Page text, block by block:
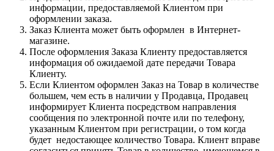
информации, предоставляемой Клиентом при
оформлении заказа.
Заказ Клиента может быть оформлен в Интернет-
магазине.
После оформления Заказа Клиенту предоставляется
информация об ожидаемой дате передачи Товара
Клиенту.
Если Клиентом оформлен Заказ на Товар в количестве
большем, чем есть в наличии у Продавца, Продавец
информирует Клиента посредством направления
сообщения по электронной почте или по телефону,
указанным Клиентом при регистрации, о том когда
будет недостающее количество Товара. Клиент вправе